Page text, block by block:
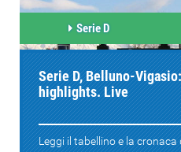
Serie D
Serie D, Belluno-
highlights. Live
Leggi il tabellino e la